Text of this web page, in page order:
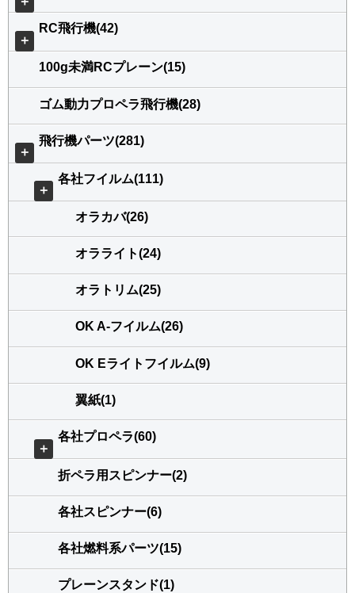
＋
RC飛行機(42)
100g未満RCプレーン(15)
ゴム動力プロペラ飛行機(28)
＋
飛行機パーツ(281)
＋
各社フイルム(111)
オラカバ(26)
オラライト(24)
オラトリム(25)
OK A-フイルム(26)
OK Eライトフイルム(9)
翼紙(1)
＋
各社プロペラ(60)
折ペラ用スピンナー(2)
各社スピンナー(6)
各社燃料系パーツ(15)
プレーンスタンド(1)